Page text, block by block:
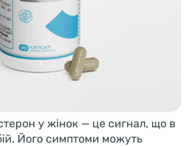
у жінок — це сигнал, що в
Його симптоми можуть